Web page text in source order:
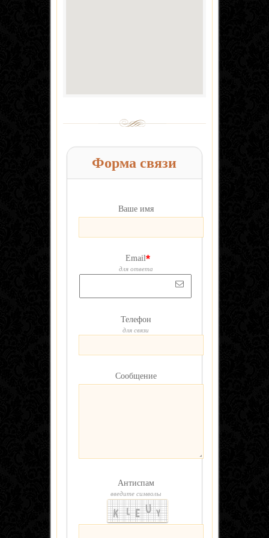
Форма связи
Ваше имя
Email*
для ответа
Телефон
для связи
Сообщение
Антиспам
введите символы